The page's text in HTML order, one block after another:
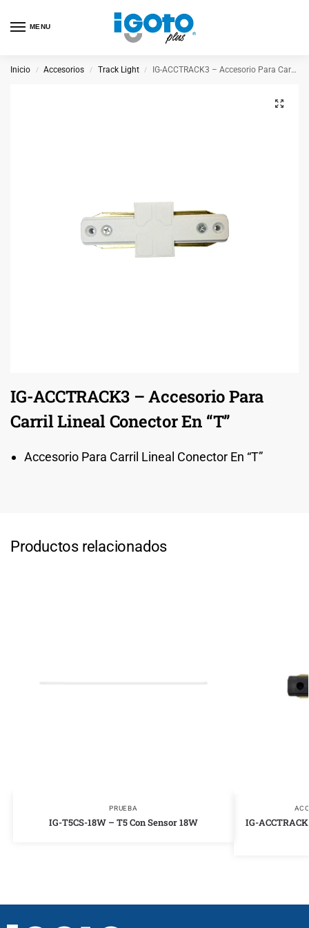
MENU
Inicio / Accesorios / Track Light / IG-ACCTRACK3 – Accesorio Para Carril Lineal Conector En “T”
IG-ACCTRACK3 – Accesorio Para
Carril Lineal Conector En “T”
Accesorio Para Carril Lineal Conector En “T”
Productos relacionados
PRUEBA
IG-T5CS-18W – T5 Con Sensor 18W IG-